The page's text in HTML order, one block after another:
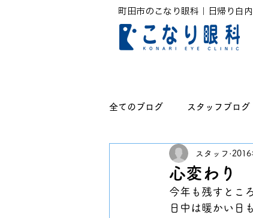
町田市のこなり眼科｜日帰り白
全てのブログ スタッフブログ
無題のカテゴリー
心変わり
スタッフ 2016
今年も残すとこ
日中は暖かい日